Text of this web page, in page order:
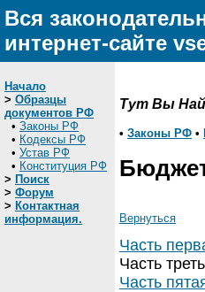
Вся
интернет-сайте
Начало
> Образцы
документов РФ
• Законы РФ
• Кодексы РФ
• Устав РФ
• Конституция РФ
> Поиск
> Форум
> Контактная
информация.
Тут Вы
• Законы РФ •
Вернуться
Часть
Часть
Часть